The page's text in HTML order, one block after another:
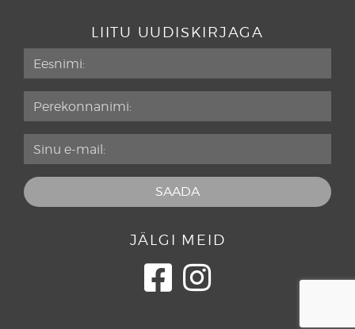
LIITU UUDISKIRJAGA
JÄLGI MEID